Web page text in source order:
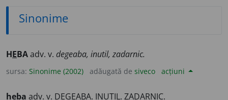
Sinonime
HEBAadv. v. degeaba, inutil, zadarnic.
sursa: Sinonime (2002) adăugată de siveco acțiuni
heba adv. v. DEGEABA. INUTIL. ZADARNIC.